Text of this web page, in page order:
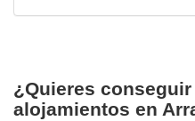
¿Quieres
alojamientos en